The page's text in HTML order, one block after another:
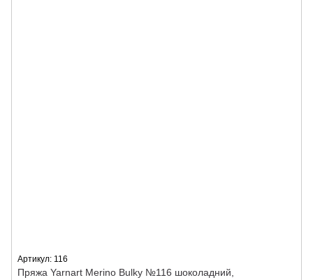
Артикул: 116
Пряжа Yarnart Merino Bulky №116 шоколадний,